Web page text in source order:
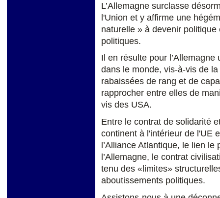
L’Allemagne surclasse
l'Union et y affirme une
naturelle » à devenir
politiques.
Il en résulte pour
dans le monde, vis-à-vis de
rabaissées de rang et de
rapprocher entre elles de
vis des USA.
Entre le contrat de solidarité
continent à l'intérieur de l'UE
l’Alliance Atlantique, le lien
l’Allemagne, le contrat
tenu des «limites»
aboutissements politiques.